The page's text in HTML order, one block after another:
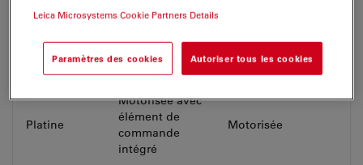
Mise au
point
Platine
Motorisée avec
élément de
commande
intégré
Motorisée
Leica Microsystems Cookie Partners Details
Paramètres des cookies Autoriser tous les cookies